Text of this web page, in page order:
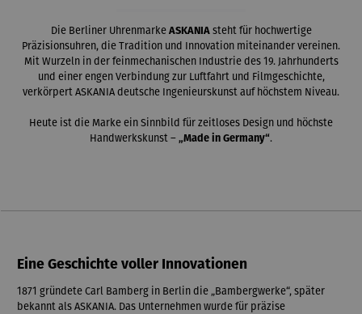
Die Berliner Uhrenmarke ASKANIAsteht für hochwertige
Präzisionsuhren, die Tradition und Innovation miteinander vereinen.
Mit Wurzeln in der feinmechanischen Industrie des 19. Jahrhunderts
und einer engen Verbindung zur Luftfahrt und Filmgeschichte,
verkörpert ASKANIA deutsche Ingenieurskunst auf höchstem Niveau.
Heute ist die Marke ein Sinnbild für zeitloses Design und höchste
Handwerkskunst – „Made in Germany“.
Eine Geschichte voller Innovationen
1871 gründete Carl Bamberg in Berlin die „Bambergwerke“, später
bekannt als ASKANIA. Das Unternehmen wurde für präzise